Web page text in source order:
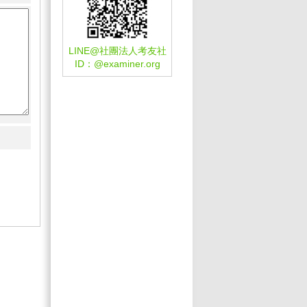
LINE@社團法人考友社
ID： @examiner.org